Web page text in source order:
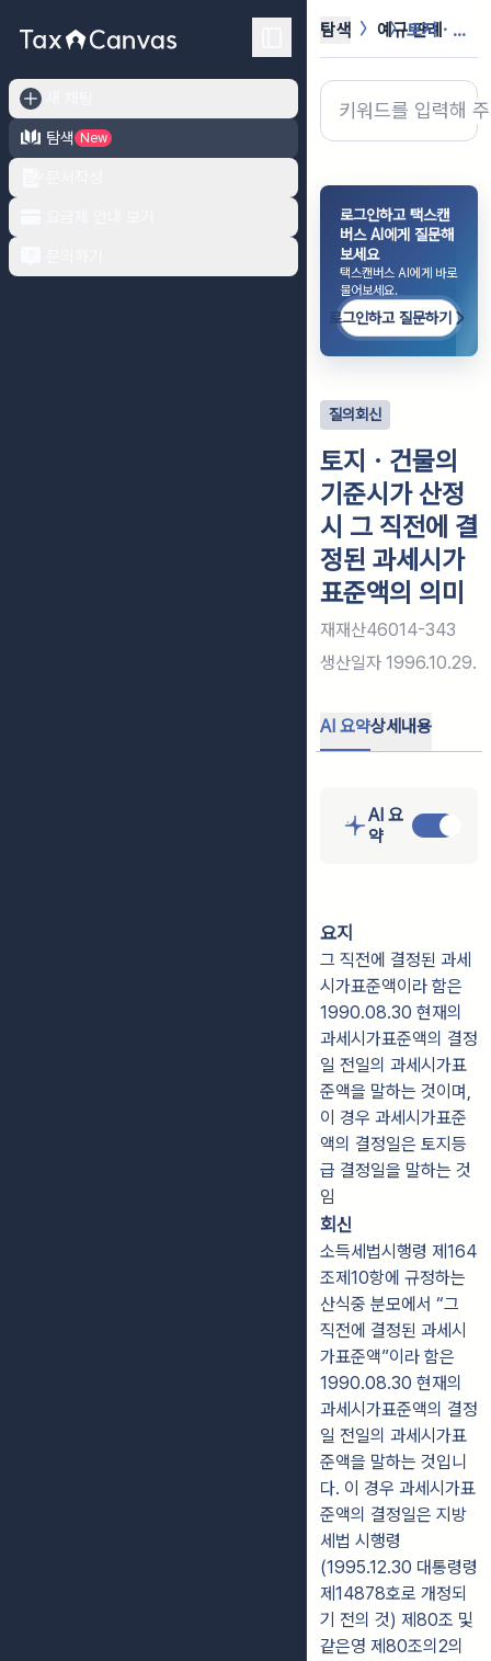
탐색
New
탐색 예규·판례 토지ㆍ건물의 기준시가 산정시 그 직전...
로그인하고 택스캔
버스 AI에게 질문해
보세요
택스캔버스 AI에게 바로
물어보세요.
로그인하고 질문하기
질의회신
토지ㆍ건물의
기준시가 산정
시 그 직전에 결
정된 과세시가
표준액의 의미
재재산46014-343
생산일자 1996.10.29.
AI 요약상세내용
AI 요
약
요지
그 직전에 결정된 과세
시가표준액이라 함은
1990.08.30 현재의
과세시가표준액의 결정
일 전일의 과세시가표
준액을 말하는 것이며,
이 경우 과세시가표준
액의 결정일은 토지등
급 결정일을 말하는 것
임
회신
소득세법시행령 제164
조제10항에 규정하는
산식중 분모에서 “그
직전에 결정된 과세시
가표준액”이라 함은
1990.08.30 현재의
과세시가표준액의 결정
일 전일의 과세시가표
준액을 말하는 것입니
다. 이 경우 과세시가표
준액의 결정일은 지방
세법 시행령
(1995.12.30 대통령령
제14878호로 개정되
기 전의 것) 제80조 및
같은영 제80조의2의